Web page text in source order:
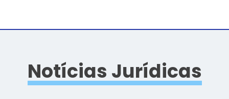
Notícias Jurídicas